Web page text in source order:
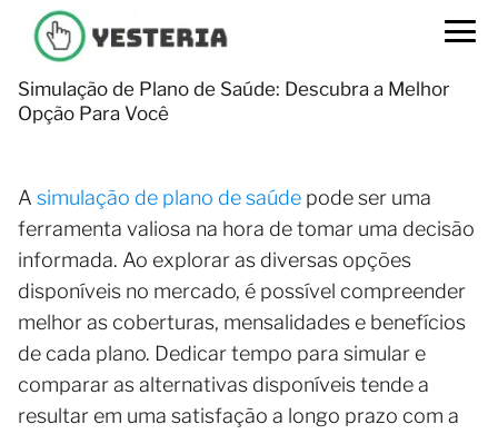
Simulação de Plano de Saúde: Descubra a Melhor
Opção Para Você
A simulação de plano de saúde pode ser uma
ferramenta valiosa na hora de tomar uma decisão
informada. Ao explorar as diversas opções
disponíveis no mercado, é possível compreender
melhor as coberturas, mensalidades e benefícios
de cada plano. Dedicar tempo para simular e
comparar as alternativas disponíveis tende a
resultar em uma satisfação a longo prazo com a